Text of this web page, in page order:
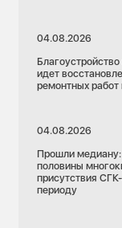
04.08.2026
идет
ремонтных работ
04.08.2026
Прошли медиану:
половины
присутствия
периоду